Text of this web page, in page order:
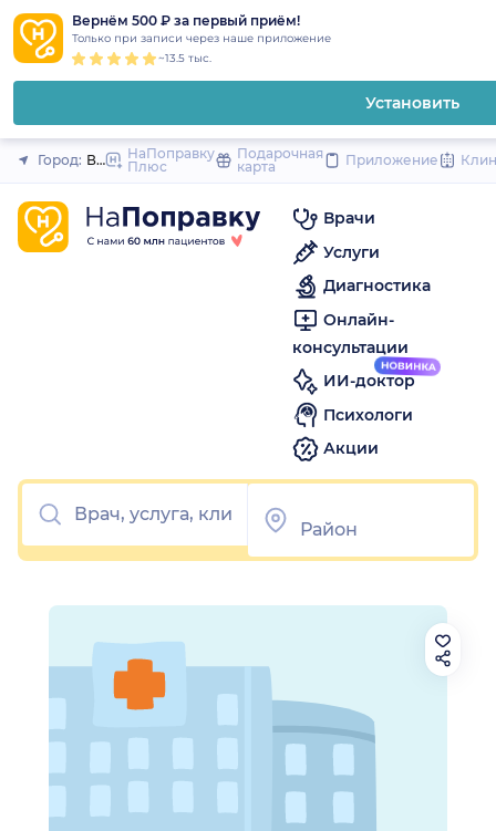
Вернём 500 ₽ за первый приём!
Только при записи через наше приложение
~13.5 тыс.
Установить
Закрыть
Город: Владивосток
НаПоправку
Плюс
Подарочная
карта
Приложение
Врачи
Услуги
Диагностика
Онлайн-
консультации
ИИ-доктор
Психологи
Акции